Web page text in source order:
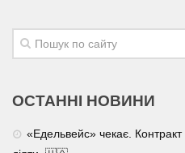
ОСТАННІ НОВИНИ
«Едельвейс» чекає.